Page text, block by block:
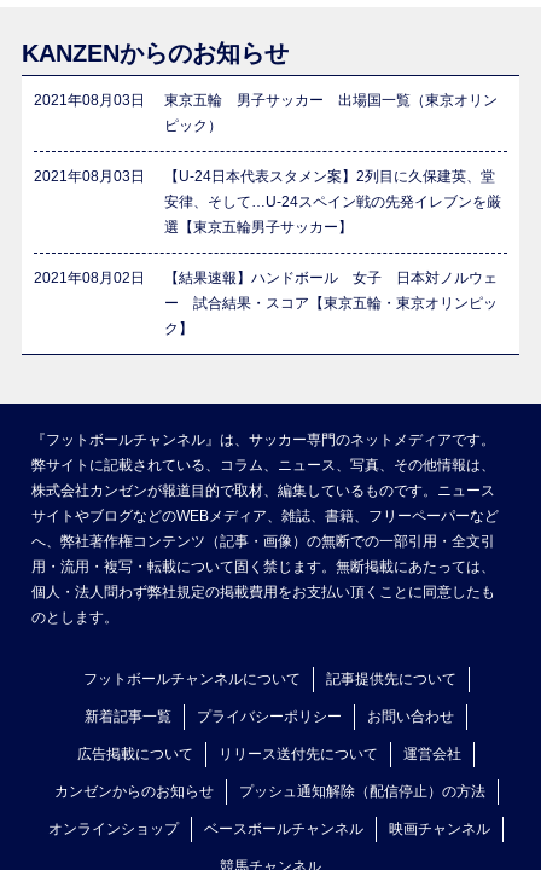
KANZENからのお知らせ
2021年08月03日
東京五輪 男子サッカー 出場国一覧（東京オリン
ピック）
2021年08月03日
【U-24日本代表スタメン案】2列目に久保建英、堂
安律、そして…U-24スペイン戦の先発イレブンを厳
選【東京五輪男子サッカー】
2021年08月02日
【結果速報】ハンドボール 女子 日本対ノルウェ
ー 試合結果・スコア【東京五輪・東京オリンピッ
ク】
『フットボールチャンネル』は、サッカー専門のネットメディアです。
弊サイトに記載されている、コラム、ニュース、写真、その他情報は、
株式会社カンゼンが報道目的で取材、編集しているものです。ニュース
サイトやブログなどのWEBメディア、雑誌、書籍、フリーペーパーなど
へ、弊社著作権コンテンツ（記事・画像）の無断での一部引用・全文引
用・流用・複写・転載について固く禁じます。無断掲載にあたっては、
個人・法人問わず弊社規定の掲載費用をお支払い頂くことに同意したも
のとします。
フットボールチャンネルについて 記事提供先について
新着記事一覧 プライバシーポリシー お問い合わせ
広告掲載について リリース送付先について 運営会社
カンゼンからのお知らせ プッシュ通知解除（配信停止）の方法
オンラインショップ ベースボールチャンネル 映画チャンネル